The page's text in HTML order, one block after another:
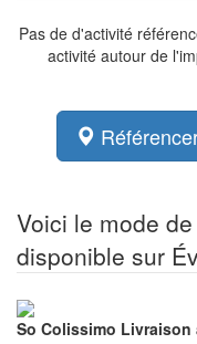
Pas de d'activité
activité autour de
Voici le mode
disponible sur
So Colissimo Livraison